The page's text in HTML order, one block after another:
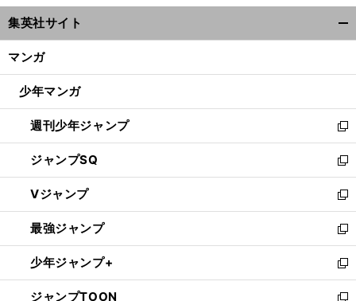
ウ
ィ
ン
ウ
開
く
集英社サイト
マンガ
少年マンガ
週刊少年ジャンプ
新
し
い
ウ
ィ
ン
ド
ウ
で
開
く
ジャンプSQ
新
し
い
ウ
ィ
ン
ド
ウ
で
Vジャンプ
新
し
い
ウ
ィ
ン
ド
最強ジャンプ
新
し
い
ウ
少年ジャンプ+
新
し
ジャンプTOON